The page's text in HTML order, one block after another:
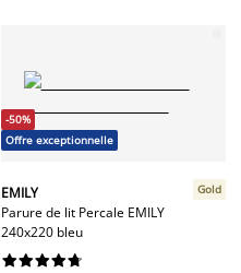
-50%
Offre exceptionnelle
EMILY
Parure de lit Percale EMILY
240x220 bleu
Gold





